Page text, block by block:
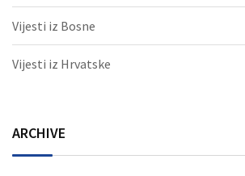
Vijesti iz Bosne
Vijesti iz Hrvatske
ARCHIVE